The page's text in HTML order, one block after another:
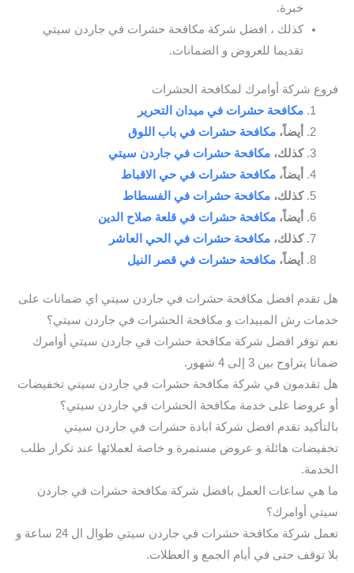
خبرة.
كذلك ، افضل شركة مكافحة حشرات في جاردن سيتي
تقديما للعروض و الضمانات.
فروع شركة أوامرك لمكافحة الحشرات
مكافحة حشرات في ميدان التحرير
أيضاً، مكافحة حشرات في باب اللوق
كذلك، مكافحة حشرات في جاردن سيتي
أيضاً، مكافحة حشرات في حي الاقباط
كذلك، مكافحة حشرات في الفسطاط
أيضاً، مكافحة حشرات في قلعة صلاح الدين
كذلك، مكافحة حشرات في الحي العاشر
أيضاً، مكافحة حشرات في قصر النيل
هل تقدم افضل مكافحة حشرات في جاردن سيتي اي ضمانات على
خدمات رش المبيدات و مكافحة الحشرات في جاردن سيتي؟
نعم توفر افضل شركة مكافحة حشرات في جاردن سيتي أوامرك
ضمانا يتراوح بين 3 إلى 4 شهور.
هل تقدمون في شركة مكافحة حشرات في جاردن سيتي تخفيضات
أو عروضا على خدمة مكافحة الحشرات في جاردن سيتي؟
بالتأكيد تقدم افضل شركة ابادة حشرات في جاردن سيتي
تخفيضات هائلة و عروض مستمرة و خاصة لعملائها عند تكرار طلب
الخدمة.
ما هي ساعات العمل بافضل شركة مكافحة حشرات في جاردن
سيتي أوامرك؟
تعمل شركة مكافحة حشرات في جاردن سيتي طوال ال 24 ساعة و
بلا توقف حتى في أيام الجمع و العطلات.